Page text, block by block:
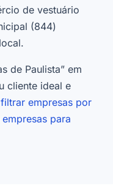
de vestuário
(844)
de Paulista” em
cliente ideal e
filtrar empresas por
para